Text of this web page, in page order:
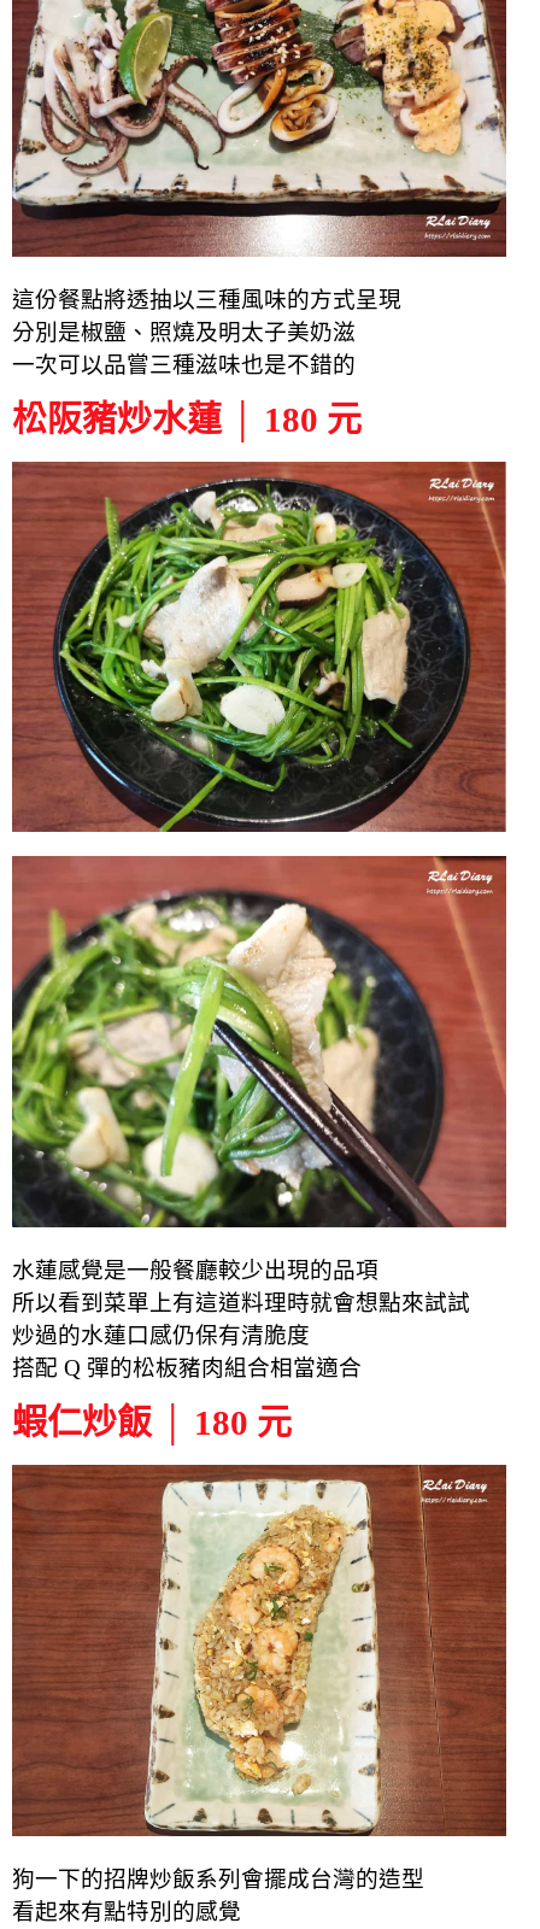
這份餐點將透抽以三種風味的方式呈現
分別是椒鹽、照燒及明太子美奶滋
一次可以品嘗三種滋味也是不錯的
松阪豬炒水蓮 │ 180 元
水蓮感覺是一般餐廳較少出現的品項
所以看到菜單上有這道料理時就會想點來試試
炒過的水蓮口感仍保有清脆度
搭配 Q 彈的松板豬肉組合相當適合
蝦仁炒飯 │ 180 元
狗一下的招牌炒飯系列會擺成台灣的造型
看起來有點特別的感覺